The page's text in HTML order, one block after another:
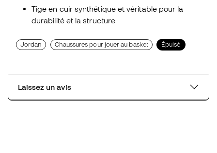
Tige en cuir synthétique et véritable pour la
durabilité et la structure
Jordan Chaussures pour jouer au basket Épuisé
Laissez un avis